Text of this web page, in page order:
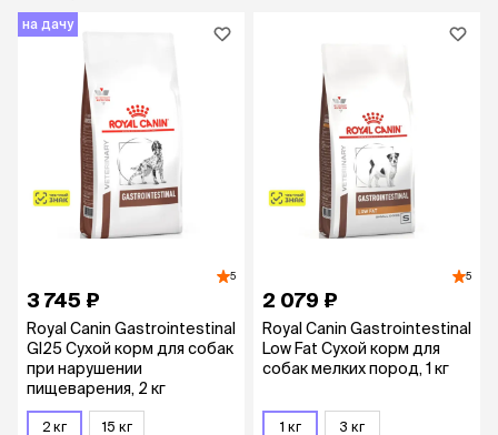
на дачу
5
3 745 ₽
Royal Canin Gastrointestinal
GI25 Сухой корм для собак
при нарушении
пищеварения, 2 кг
2 кг 15 кг
5
2 079 ₽
Royal Canin Gastrointestinal
Low Fat Сухой корм для
собак мелких пород, 1 кг
1 кг 3 кг